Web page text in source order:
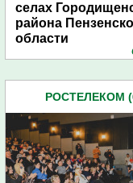
селах
района
области
РОСТЕЛЕКОМ